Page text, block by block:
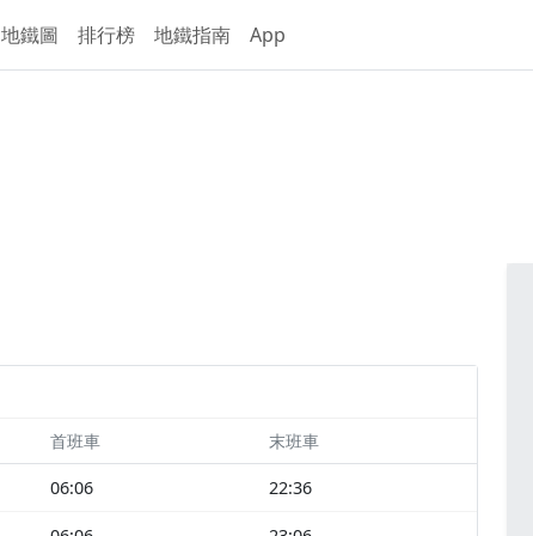
地鐵圖 排行榜 地鐵指南 App
首班車 末班車
06:06 22:36